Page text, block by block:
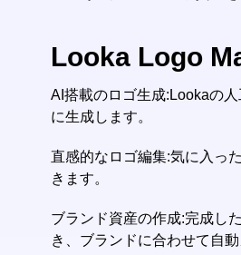
Looka Logo
AI搭載のロゴ生成:Lookaの
に生成します。
直感的なロゴ編集:気に入っ
きます。
ブランド資産の作成:完成し
き、ブランドに合わせて自